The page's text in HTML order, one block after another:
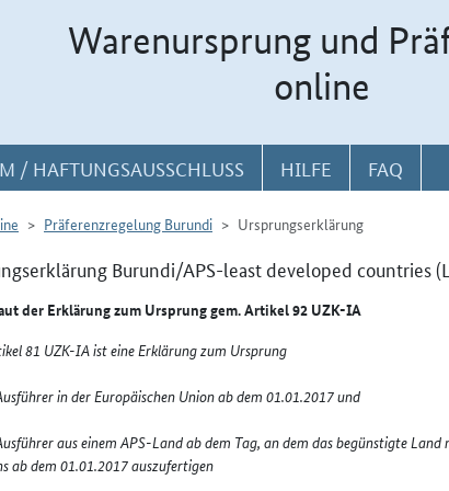
Warenursprung und
online
/ HAFTUNGSAUSSCHLUSS HILFE FAQ
Präferenzregelung Burundi Ursprungserklärung
Burundi/APS-least developed countries
der Erklärung zum Ursprung gem. Artikel 92 UZK-IA
81 UZK-IA ist eine Erklärung zum Ursprung
in der Europäischen Union ab dem 01.01.2017 und
aus einem APS-Land ab dem Tag, an dem das begünstigte
ab dem 01.01.2017 auszufertigen